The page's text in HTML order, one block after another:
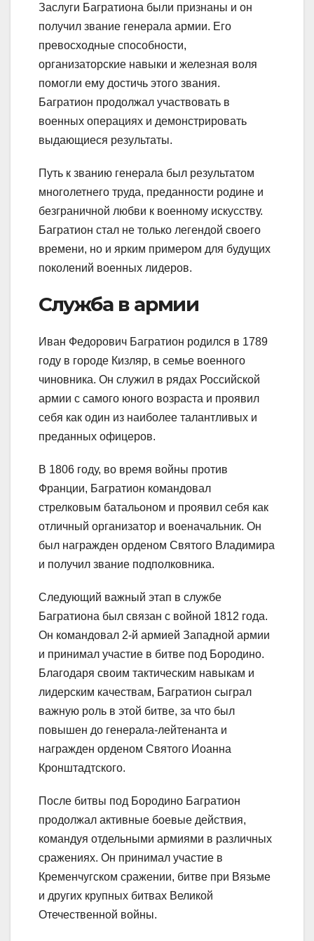
Заслуги Багратиона были признаны и он
получил звание генерала армии. Его
превосходные способности,
организаторские навыки и железная воля
помогли ему достичь этого звания.
Багратион продолжал участвовать в
военных операциях и демонстрировать
выдающиеся результаты.
Путь к званию генерала был результатом
многолетнего труда, преданности родине и
безграничной любви к военному искусству.
Багратион стал не только легендой своего
времени, но и ярким примером для будущих
поколений военных лидеров.
Служба в армии
Иван Федорович Багратион родился в 1789
году в городе Кизляр, в семье военного
чиновника. Он служил в рядах Российской
армии с самого юного возраста и проявил
себя как один из наиболее талантливых и
преданных офицеров.
В 1806 году, во время войны против
Франции, Багратион командовал
стрелковым батальоном и проявил себя как
отличный организатор и военачальник. Он
был награжден орденом Святого Владимира
и получил звание подполковника.
Следующий важный этап в службе
Багратиона был связан с войной 1812 года.
Он командовал 2-й армией Западной армии
и принимал участие в битве под Бородино.
Благодаря своим тактическим навыкам и
лидерским качествам, Багратион сыграл
важную роль в этой битве, за что был
повышен до генерала-лейтенанта и
награжден орденом Святого Иоанна
Кронштадтского.
После битвы под Бородино Багратион
продолжал активные боевые действия,
командуя отдельными армиями в различных
сражениях. Он принимал участие в
Кременчугском сражении, битве при Вязьме
и других крупных битвах Великой
Отечественной войны.